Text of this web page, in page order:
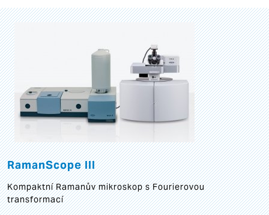
RamanScope III
Kompaktní Ramanův mikroskop s Fourierovou
transformací